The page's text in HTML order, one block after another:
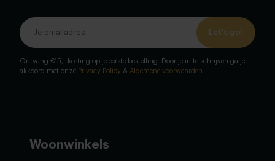
Let's go!
Ontvang €15,- korting op je eerste bestelling. Door je in te schrijven ga je
akkoord met onze Privacy Policy & Algemene voorwaarden
Woonwinkels